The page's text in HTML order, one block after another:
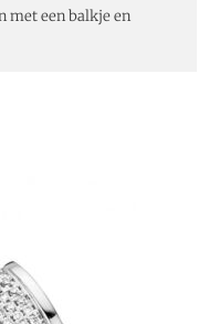
met een balkje en